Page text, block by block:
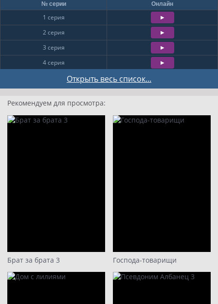
Открыть весь список...
№ серии Онлайн
1 серия
2 серия
3 серия
4 серия
7 серия
8 серия
17
18
Рекомендуем для просмотра:
Брат за брата 3 Господа-товарищи